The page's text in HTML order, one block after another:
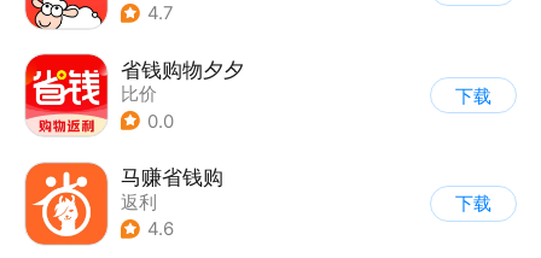
4.7
省钱购物夕夕
比价
0.0
下载
马赚省钱购
返利
4.6
下载